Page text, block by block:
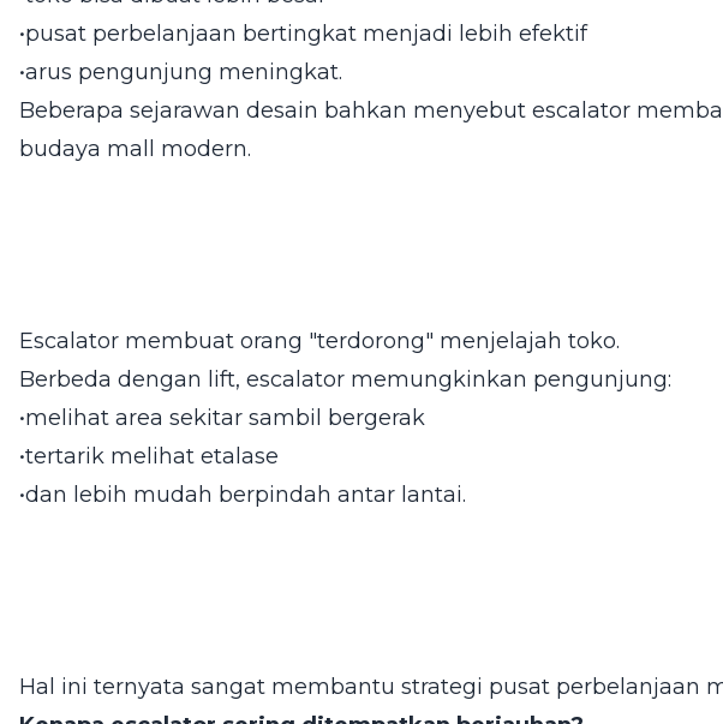
•pusat perbelanjaan bertingkat menjadi lebih efektif
•arus pengunjung meningkat.
Beberapa sejarawan desain bahkan menyebut escalator
budaya mall modern.
Escalator membuat orang "terdorong" menjelajah toko.
Berbeda dengan lift, escalator memungkinkan pengunjung:
•melihat area sekitar sambil bergerak
•tertarik melihat etalase
•dan lebih mudah berpindah antar lantai.
Hal ini ternyata sangat membantu strategi pusat perbelanjaan